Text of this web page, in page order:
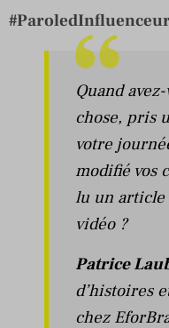
Quand
chose, pris
votre
modifié vos
lu un article
vidéo ?
Patrice
d’histoires
chez